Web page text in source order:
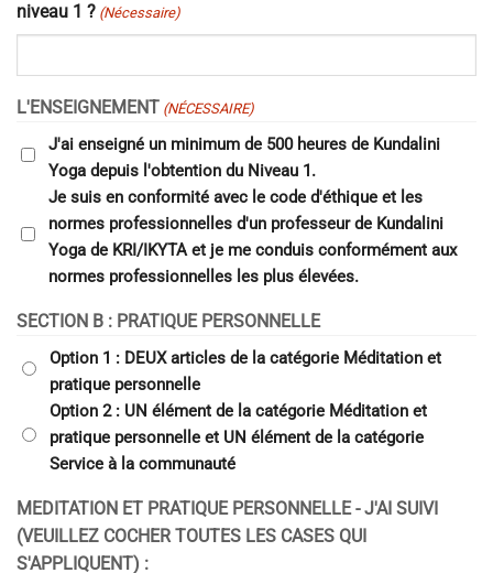
niveau 1 ? (Nécessaire)
L'ENSEIGNEMENT (NÉCESSAIRE)
J'ai enseigné un minimum de 500 heures de Kundalini
Yoga depuis l'obtention du Niveau 1.
Je suis en conformité avec le code d'éthique et les
normes professionnelles d'un professeur de Kundalini
Yoga de KRI/IKYTA et je me conduis conformément aux
normes professionnelles les plus élevées.
SECTION B : PRATIQUE PERSONNELLE
Option 1 : DEUX articles de la catégorie Méditation et
pratique personnelle
Option 2 : UN élément de la catégorie Méditation et
pratique personnelle et UN élément de la catégorie
Service à la communauté
MEDITATION ET PRATIQUE PERSONNELLE - J'AI SUIVI
(VEUILLEZ COCHER TOUTES LES CASES QUI
S'APPLIQUENT) :